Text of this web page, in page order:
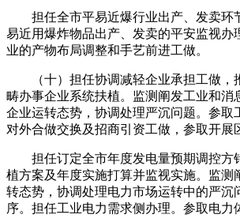
担任全市平易近爆行业出产、发卖环
易近用爆炸物品出产、发卖的平安监视办
业的产物布局调整和手艺前进工做。
（十）担任协调减轻企业承担工做，
畴办事企业系统扶植。监测阐发工业和消
企业运转态势，协调处理严沉问题。参取
对外合做交换及招商引资工做，参取开展
担任订定全市年度发电量预期调控方
植方案及年度实施打算并监视实施。监测
转态势，协调处理电力市场运转中的严沉
序。担任工业电力需求侧办理。参取电力